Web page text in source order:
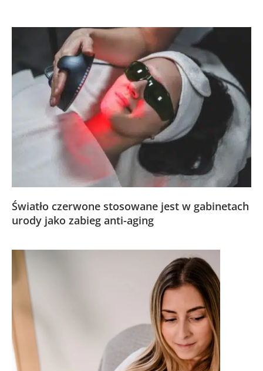
Światło czerwone stosowane jest w gabinetach
urody jako zabieg anti-aging